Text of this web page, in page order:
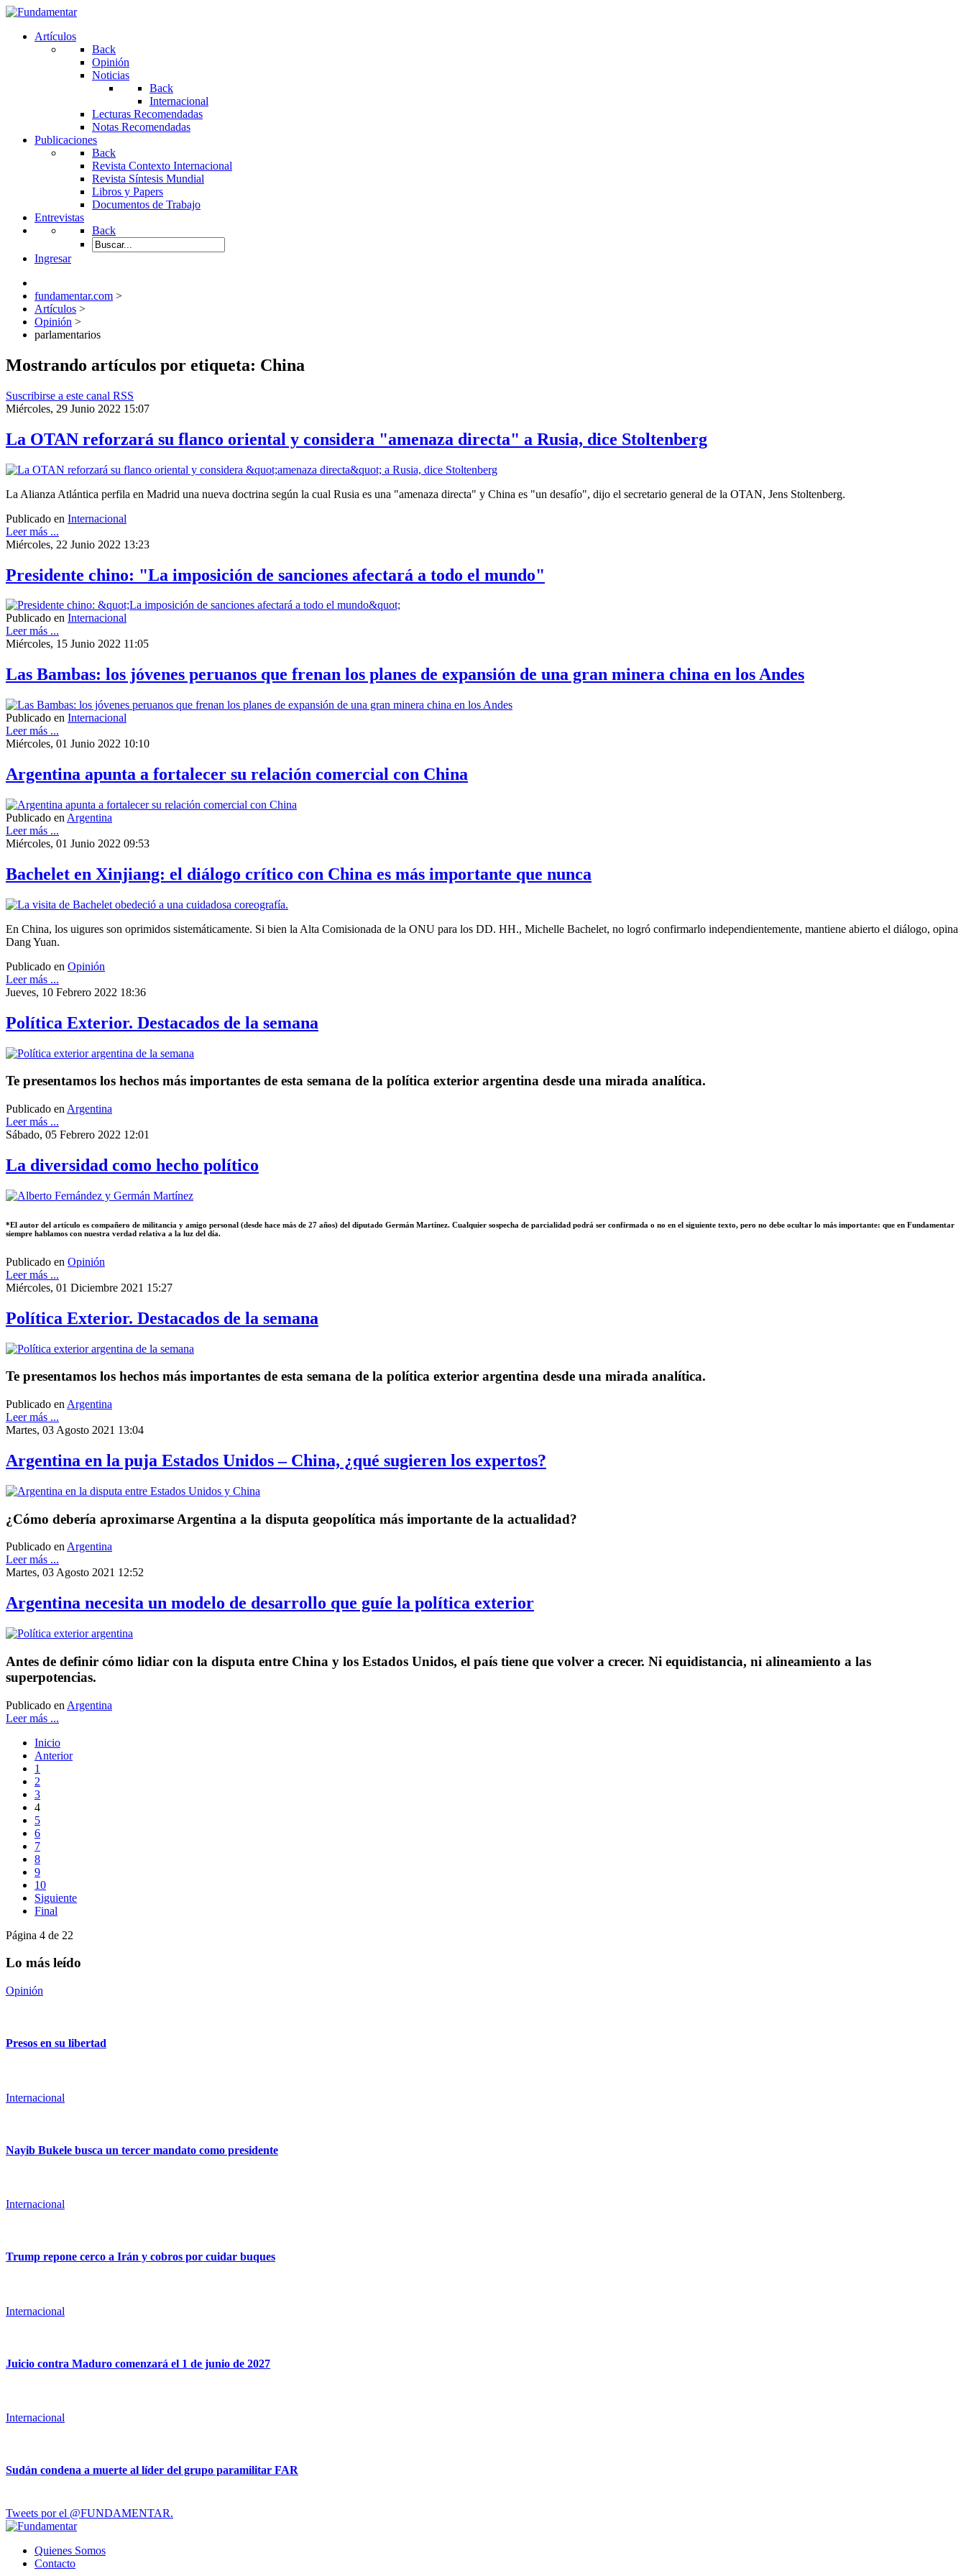
Artículos
Back
Opinión
Noticias
Back
Internacional
Lecturas Recomendadas
Notas Recomendadas
Publicaciones
Back
Revista Contexto Internacional
Revista Síntesis Mundial
Libros y Papers
Documentos de Trabajo
Entrevistas
Back
Ingresar
fundamentar.com >
Artículos >
Opinión >
parlamentarios
Mostrando artículos por etiqueta: China
Suscribirse a este canal RSS
Miércoles, 29 Junio 2022 15:07
La OTAN reforzará su flanco oriental y considera "amenaza directa" a Rusia, dice Stoltenberg
La Alianza Atlántica perfila en Madrid una nueva doctrina según la cual Rusia es una "amenaza directa" y China es "un desafío", dijo el secretario general de la OTAN, Jens Stoltenberg.
Publicado en Internacional
Leer más ...
Miércoles, 22 Junio 2022 13:23
Presidente chino: "La imposición de sanciones afectará a todo el mundo"
Publicado en Internacional
Leer más ...
Miércoles, 15 Junio 2022 11:05
Las Bambas: los jóvenes peruanos que frenan los planes de expansión de una gran minera china en los Andes
Publicado en Internacional
Leer más ...
Miércoles, 01 Junio 2022 10:10
Argentina apunta a fortalecer su relación comercial con China
Publicado en Argentina
Leer más ...
Miércoles, 01 Junio 2022 09:53
Bachelet en Xinjiang: el diálogo crítico con China es más importante que nunca
En China, los uigures son oprimidos sistemáticamente. Si bien la Alta Comisionada de la ONU para los DD. HH., Michelle Bachelet, no logró confirmarlo independientemente, mantiene abierto el diálogo, opina
Dang Yuan.
Publicado en Opinión
Leer más ...
Jueves, 10 Febrero 2022 18:36
Política Exterior. Destacados de la semana
Te presentamos los hechos más importantes de esta semana de la política exterior argentina desde una mirada analítica.
Publicado en Argentina
Leer más ...
Sábado, 05 Febrero 2022 12:01
La diversidad como hecho político
*El autor del artículo es compañero de militancia y amigo personal (desde hace más de 27 años) del diputado Germán Martínez. Cualquier sospecha de parcialidad podrá ser confirmada o no en el siguiente texto, pero no debe ocultar lo más importante: que en Fundamentar
siempre hablamos con nuestra verdad relativa a la luz del día.
Publicado en Opinión
Leer más ...
Miércoles, 01 Diciembre 2021 15:27
Política Exterior. Destacados de la semana
Te presentamos los hechos más importantes de esta semana de la política exterior argentina desde una mirada analítica.
Publicado en Argentina
Leer más ...
Martes, 03 Agosto 2021 13:04
Argentina en la puja Estados Unidos – China, ¿qué sugieren los expertos?
¿Cómo debería aproximarse Argentina a la disputa geopolítica más importante de la actualidad?
Publicado en Argentina
Leer más ...
Martes, 03 Agosto 2021 12:52
Argentina necesita un modelo de desarrollo que guíe la política exterior
Antes de definir cómo lidiar con la disputa entre China y los Estados Unidos, el país tiene que volver a crecer. Ni equidistancia, ni alineamiento a las
superpotencias.
Publicado en Argentina
Leer más ...
Inicio
Anterior
1
2
3
4
5
6
7
8
9
10
Siguiente
Final
Página 4 de 22
Lo más leído
Opinión
Presos en su libertad
Internacional
Nayib Bukele busca un tercer mandato como presidente
Internacional
Trump repone cerco a Irán y cobros por cuidar buques
Internacional
Juicio contra Maduro comenzará el 1 de junio de 2027
Internacional
Sudán condena a muerte al líder del grupo paramilitar FAR
Tweets por el @FUNDAMENTAR.
Quienes Somos
Contacto